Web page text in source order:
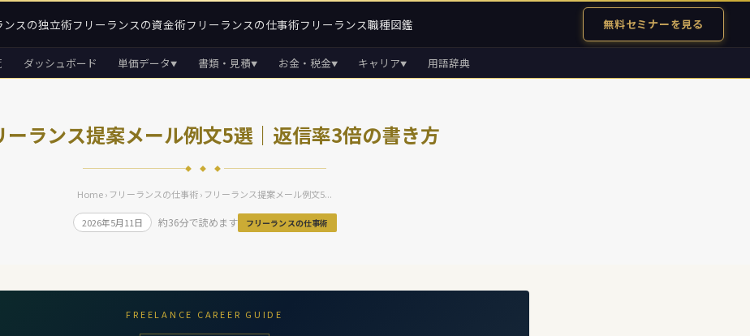
ンスの独立術フリーランスの資金術フリーランスの仕事術フリーランス職種図鑑 無料セミナーを見る
ダッシュボード 単価データ▼ 書類・見積▼ お金・税金▼ キャリア▼ 用語辞典
ーランス提案メール例文5選｜返信率3倍の書き方
◆ ◆ ◆
Home›フリーランスの仕事術› フリーランス提案メール例文5...
2026年5月11日 約36分で読めます フリーランスの仕事術
FREELANCE CAREER GUIDE